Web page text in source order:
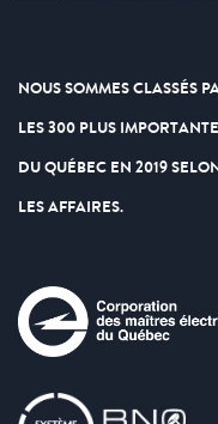
NOUS SOMMES CLASSÉS
LES 300 PLUS
DU QUÉBEC EN 2019
LES AFFAIRES.